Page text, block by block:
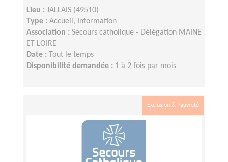
Lieu : JALLAIS (49510)
Type : Accueil, Information
Association : Secours catholique - Délégation MAINE
ET LOIRE
Date :
Tout le temps
Disponibilité demandée : 1 à 2 fois par mois
Exclusion & Pauvreté